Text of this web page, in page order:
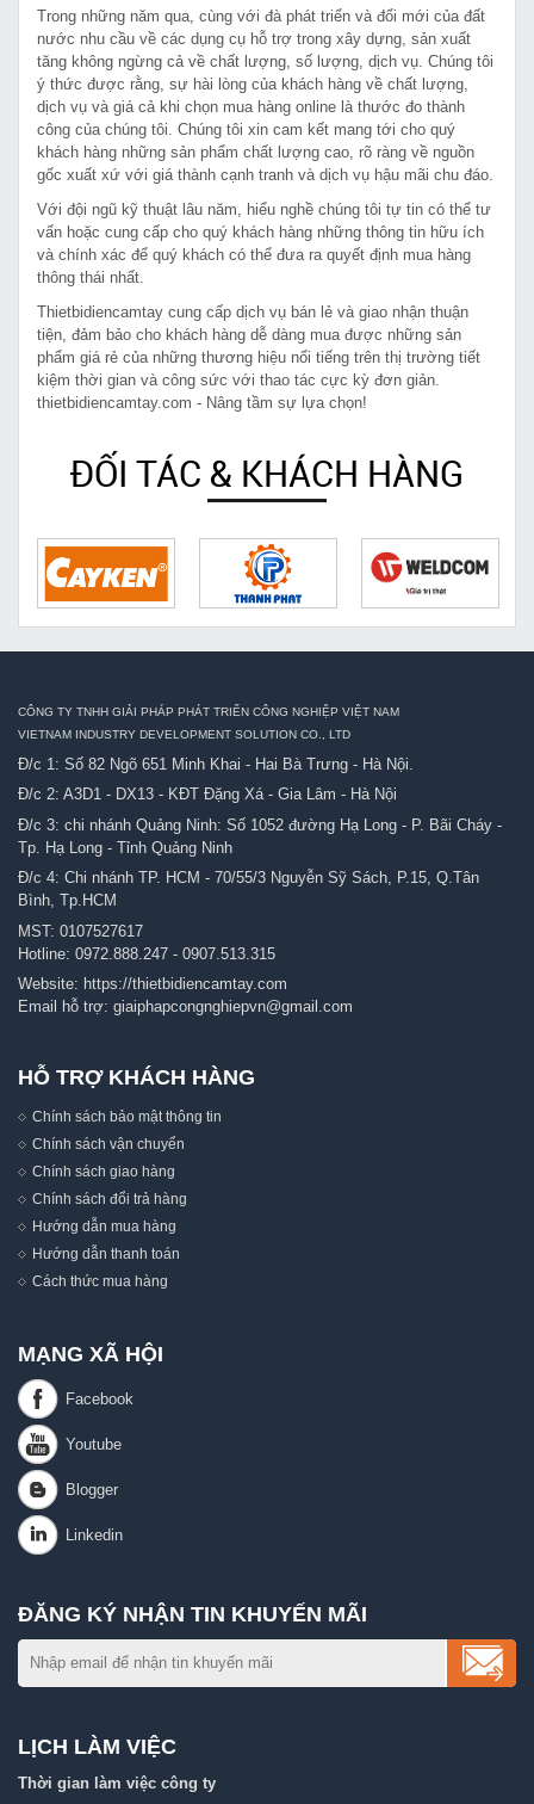
Trong những năm qua, cùng với đà phát triển và đổi mới của đất
nước nhu cầu về các dụng cụ hỗ trợ trong xây dựng, sản xuất
tăng không ngừng cả về chất lượng, số lượng, dịch vụ. Chúng tôi
ý thức được rằng, sự hài lòng của khách hàng về chất lượng,
dịch vụ và giá cả khi chọn mua hàng online là thước đo thành
công của chúng tôi. Chúng tôi xin cam kết mang tới cho quý
khách hàng những sản phẩm chất lượng cao, rõ ràng về nguồn
gốc xuất xứ với giá thành cạnh tranh và dịch vụ hậu mãi chu đáo.
Với đội ngũ kỹ thuật lâu năm, hiểu nghề chúng tôi tự tin có thể tư
vấn hoặc cung cấp cho quý khách hàng những thông tin hữu ích
và chính xác để quý khách có thể đưa ra quyết định mua hàng
thông thái nhất.
Thietbidiencamtay cung cấp dịch vụ bán lẻ và giao nhận thuận
tiện, đảm bảo cho khách hàng dễ dàng mua được những sản
phẩm giá rẻ của những thương hiệu nổi tiếng trên thị trường tiết
kiệm thời gian và công sức với thao tác cực kỳ đơn giản.
thietbidiencamtay.com - Nâng tầm sự lựa chọn!
ĐỐI TÁC & KHÁCH HÀNG
CÔNG TY TNHH GIẢI PHÁP PHÁT TRIỂN CÔNG NGHIỆP VIỆT NAM
VIETNAM INDUSTRY DEVELOPMENT SOLUTION CO., LTD
Đ/c 1: Số 82 Ngõ 651 Minh Khai - Hai Bà Trưng - Hà Nội.
Đ/c 2: A3D1 - DX13 - KĐT Đặng Xá - Gia Lâm - Hà Nội
Đ/c 3: chi nhánh Quảng Ninh: Số 1052 đường Hạ Long - P. Bãi Cháy -
Tp. Hạ Long - Tỉnh Quảng Ninh
Đ/c 4: Chi nhánh TP. HCM - 70/55/3 Nguyễn Sỹ Sách, P.15, Q.Tân
Bình, Tp.HCM
MST: 0107527617
Hotline: 0972.888.247 - 0907.513.315
Website: https://thietbidiencamtay.com
Email hỗ trợ: giaiphapcongnghiepvn@gmail.com
HỖ TRỢ KHÁCH HÀNG
Chính sách bảo mật thông tin
Chính sách vận chuyển
Chính sách giao hàng
Chính sách đổi trả hàng
Hướng dẫn mua hàng
Hướng dẫn thanh toán
Cách thức mua hàng
MẠNG XÃ HỘI
ĐĂNG KÝ NHẬN TIN KHUYẾN MÃI
LỊCH LÀM VIỆC
Thời gian làm việc công ty